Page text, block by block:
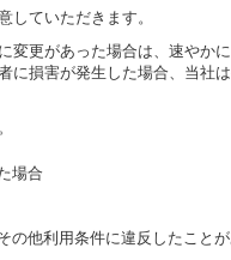
ていただきます。
変更があった場合は、速やか
損害が発生した場合、当社
場合
の他利用条件に違反したこと